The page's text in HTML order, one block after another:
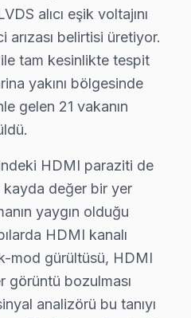
biri olup bölgemizdeki
ve ulaşım ağı ile dikkat
CRT ve plazma
ise daha modern
OLED televizyonları tercih
de bu
alıcı eşik voltajını
belirtisi üretiyor.
tam kesinlikte tespit
yakını bölgesinde
gelen 21 vakanın
HDMI paraziti de
kayda değer bir yer
yaygın olduğu
HDMI kanalı
mod gürültüsü, HDMI
görüntü bozulması
analizörü bu tanıyı